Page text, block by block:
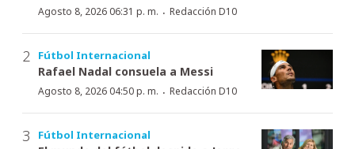
Agosto 8, 2026 06:31 p. m. · Redacción D10
Fútbol Internacional
Rafael Nadal consuela a Messi
Agosto 8, 2026 04:50 p. m. · Redacción D10
Fútbol Internacional